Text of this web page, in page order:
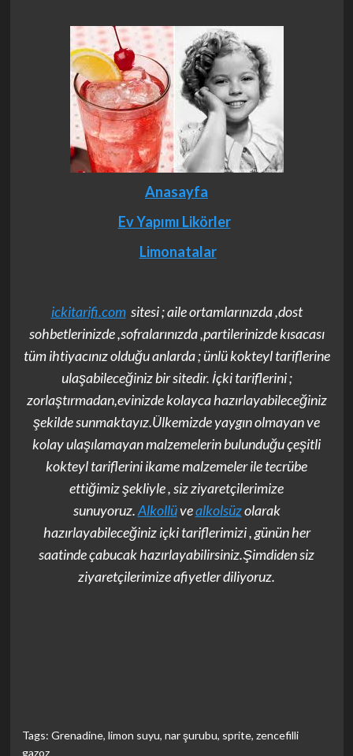
Anasayfa
Ev Yapımı Likörler
Limonatalar
ickitarifi.comsitesi ; aile ortamlarınızda ,dost
sohbetlerinizde ,sofralarınızda ,partilerinizde kısacası
tüm ihtiyacınız olduğu anlarda ; ünlü kokteyl tariflerine
ulaşabileceğiniz bir sitedir. İçki tariflerini ;
zorlaştırmadan,evinizde kolayca hazırlayabileceğiniz
şekilde sunmaktayız.Ülkemizde yaygın olmayan ve
kolay ulaşılamayan malzemelerin bulunduğu çeşitli
kokteyl tariflerini ikame malzemeler ile tecrübe
ettiğimiz şekliyle , siz ziyaretçilerimize
sunuyoruz.Alkollüvealkolsüzolarak
hazırlayabileceğiniz içki tariflerimizi , günün her
saatinde çabucak hazırlayabilirsiniz.Şimdiden siz
ziyaretçilerimize afiyetler diliyoruz.
Tags: Grenadine, limon suyu, nar şurubu, sprite, zencefilli
gazoz